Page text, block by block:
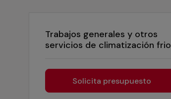
Trabajos generales y otros
servicios de climatización frio
Solicita presupuesto